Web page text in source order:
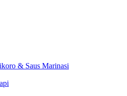
& Saus Marinasi